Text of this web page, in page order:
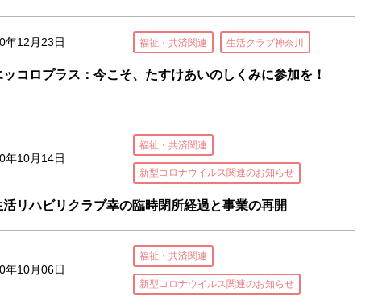
年12月23日 福祉・共済関連 生活クラブ神奈川
ッコロプラス：今こそ、たすけあいのしくみに参加を！
年10月14日
福祉・共済関連
新型コロナウイルス関連のお知らせ
活リハビリクラブ幸の臨時閉所経過と事業の再開
年10月06日
福祉・共済関連
新型コロナウイルス関連のお知らせ